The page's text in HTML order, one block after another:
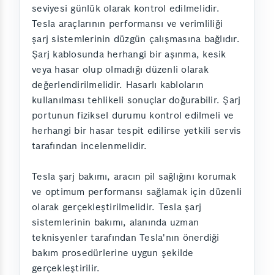
seviyesi günlük olarak kontrol edilmelidir.
Tesla araçlarının performansı ve verimliliği
şarj sistemlerinin düzgün çalışmasına bağlıdır.
Şarj kablosunda herhangi bir aşınma, kesik
veya hasar olup olmadığı düzenli olarak
değerlendirilmelidir. Hasarlı kabloların
kullanılması tehlikeli sonuçlar doğurabilir. Şarj
portunun fiziksel durumu kontrol edilmeli ve
herhangi bir hasar tespit edilirse yetkili servis
tarafından incelenmelidir.
Tesla şarj bakımı, aracın pil sağlığını korumak
ve optimum performansı sağlamak için düzenli
olarak gerçekleştirilmelidir. Tesla şarj
sistemlerinin bakımı, alanında uzman
teknisyenler tarafından Tesla'nın önerdiği
bakım prosedürlerine uygun şekilde
gerçekleştirilir.